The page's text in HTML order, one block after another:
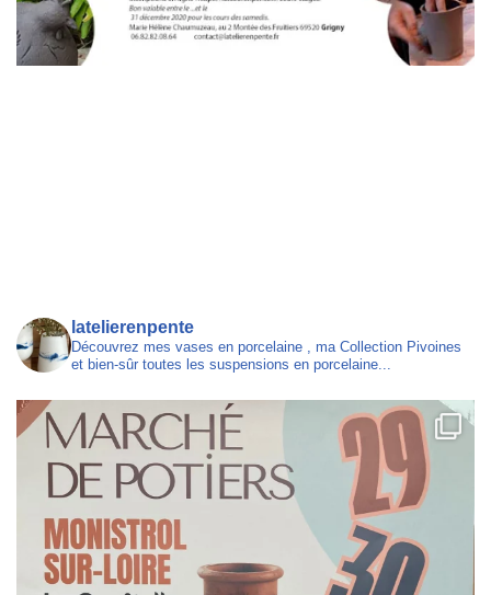
latelierenpente
Découvrez mes vases en porcelaine , ma Collection Pivoines
et bien-sûr toutes les suspensions en porcelaine...